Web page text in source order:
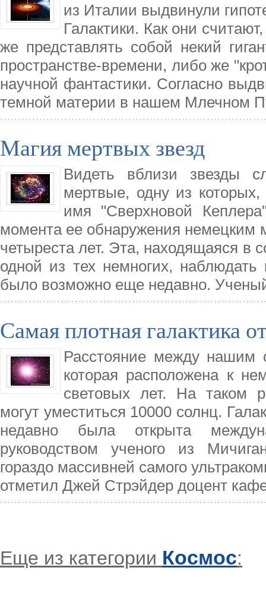
из Италии выдвинули
Галактики. Как они
же представлять собой некий
пространстве-времени, либо же
научной фантастики. Согласно
темной материи в нашем Млечном
Магия мертвых звезд
Видеть вблизи звезды
мертвые, одну из
имя "Сверхновой
момента ее обнаружения немецким
четыреста лет. Эта, находящаяся в
одной из тех немногих, наблюдать
было возможно еще недавно.
Самая плотная галактика
Расстояние между нашим
которая расположена к
световых лет. На таком
могут уместиться 10000 солнц.
недавно была открыта
руководством ученого из
гораздо массивней самого
отметил Джей Стрэйдер доцент
Еще из категории Космос: